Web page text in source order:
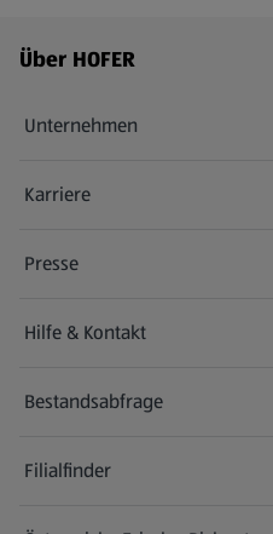
Fußzeilenmenü - weitere Links
Über HOFER
Unternehmen
Karriere
(öffnet in einem neuen Tab)
Presse
Hilfe & Kontakt
(öffnet in einem neuen Tab)
Bestandsabfrage
(öffnet in einem neuen Tab)
Filialfinder